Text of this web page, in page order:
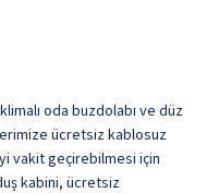
oda buzdolabı ve düz
ücretsiz kablosuz
vakit geçirebilmesi için
kabini, ücretsiz